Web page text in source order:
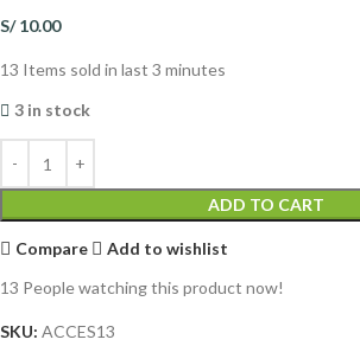
S/10.00
13 Items sold in last 3 minutes
3 in stock
ADD TO CART
Compare
Add to wishlist
13 People watching this product now!
SKU: ACCES13